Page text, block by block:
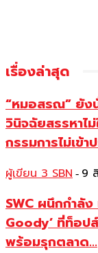
เรื่องล่าสุด
“หมอสรณ” ยัง
วินิจฉัยสรรหาไ
กรรมการไม่เข้
ผู้เขียน 3 SBN - 9
SWC ผนึกกำลั
Goody’ ที่ท็อป
พร้อมรุกตลาด...